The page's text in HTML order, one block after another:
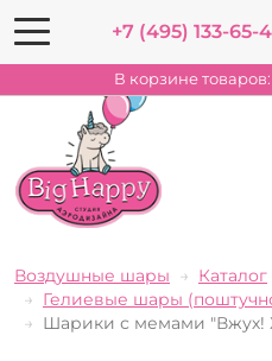
+7 (495) 133-65-
В корзине товаров:
Воздушные шары
Каталог
Гелиевые шары
Шарики с мемами "Вжух!